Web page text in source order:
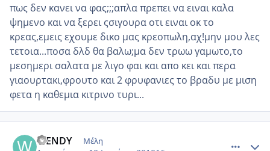
πως δεν κανει να φας;;;απλα πρεπει να ειναι καλα
ψημενο και να ξερει ςσιγουρα οτι ειναι οκ το
κρεας,εμεις εχουμε δικο μας κρεοπωλη,αχ!μην μου λες
τετοια...ποσα δλδ θα βαλω;μα δεν τρωω γαμωτο,το
μεσημερι σαλατα με λιγο φαι και απο κει και περα
γιαουρτακι,φρουτο και 2 φρυφανιες το βραδυ με μιση
φετα η καθεμια κιτρινο τυρι...
WENDY Μέλη